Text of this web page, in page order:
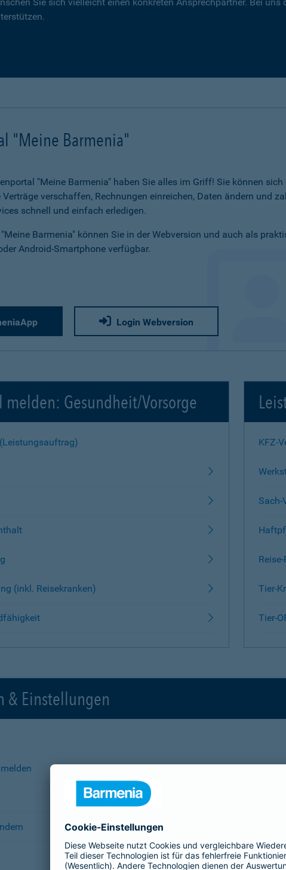
"Meine Barmenia"
"Meine Barmenia" haben Sie alles im Griff! Sie können sich
Verträge verschaffen, Rechnungen einreichen, Daten ändern und
schnell und einfach erledigen.
Barmenia" können Sie in der Webversion und auch als
Android-Smartphone verfügbar.
Login Webversion
melden: Gesundheit/Vorsorge
(inkl. Reisekranken)
KFZ-
Sach-
Tier-
Tier-
& Einstellungen